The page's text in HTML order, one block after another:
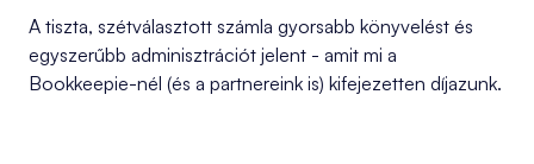
A tiszta, szétválasztott számla gyorsabb könyvelést és
egyszerűbb adminisztrációt jelent - amit mi a
Bookkeepie-nél (és a partnereink is) kifejezetten díjazunk.